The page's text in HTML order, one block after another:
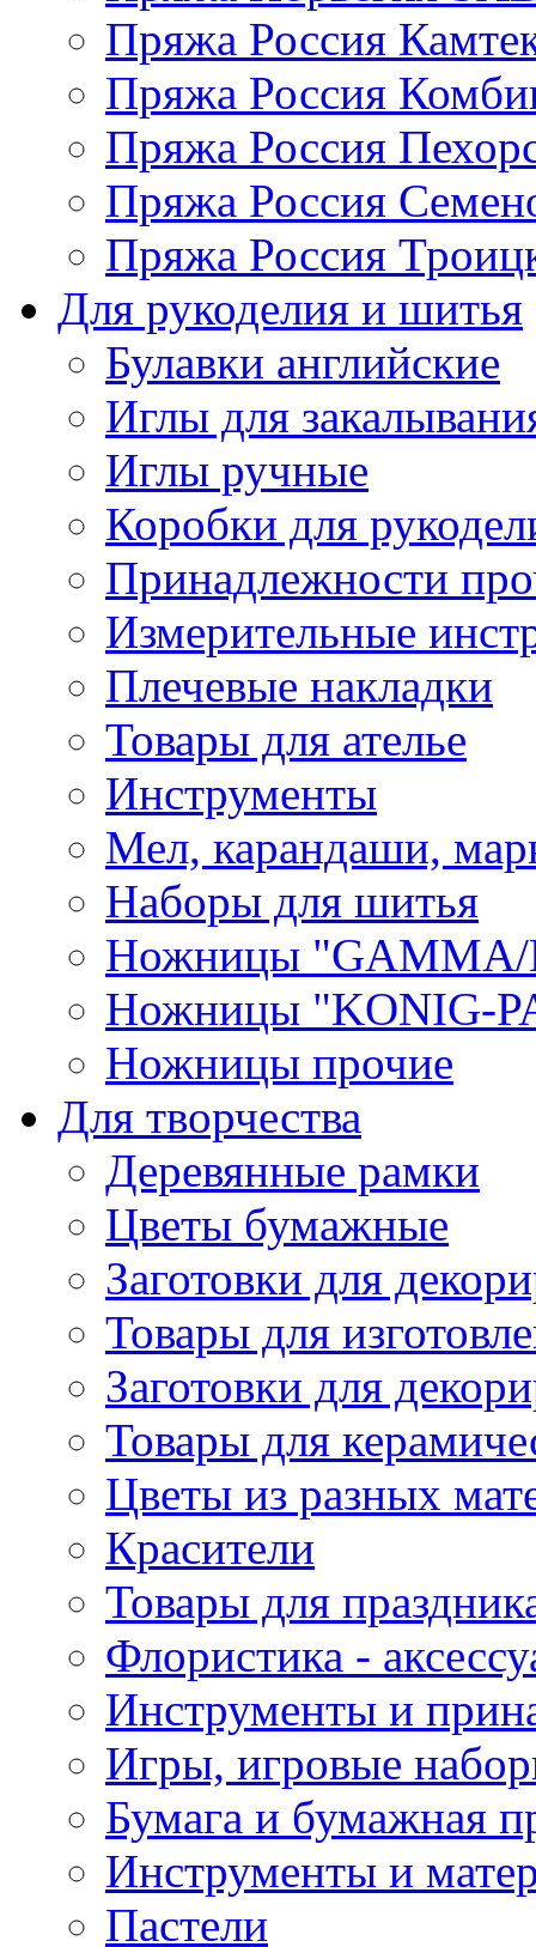
Пряжа Россия
Пряжа Россия
Пряжа Россия
Пряжа Россия
Пряжа Россия
Для рукоделия и шитья
Булавки английские
Иглы для
Иглы ручные
Коробки для
Принадлежности
Измерительные
Плечевые накладки
Товары для ателье
Инструменты
Мел, карандаши,
Наборы для шитья
Ножницы "GAMMA/
Ножницы "KONIG-
Ножницы прочие
Для творчества
Деревянные рамки
Цветы бумажные
Заготовки для
Товары для
Заготовки для
Товары для
Цветы из разных
Красители
Товары для
Флористика -
Инструменты и
Игры, игровые
Бумага и бумажная
Инструменты и
Пастели